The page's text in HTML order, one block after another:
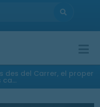
des del Carrer, el proper